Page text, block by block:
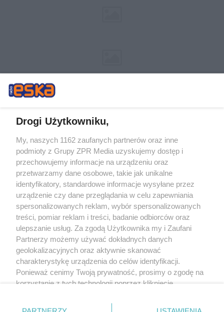
Żaden utwór zamieszczony w serwisie nie może być powielany i
rozpowszechniany lub dalej rozpowszechniany w jakikolwiek sposób (w
tym także elektroniczny lub mechaniczny) na jakimkolwiek polu
eksploatacji w jakiejkolwiek formie, włącznie z umieszczaniem w Internecie
bez pisemnej zgody właściciela praw. Jakiekolwiek użycie lub
wykorzystanie utworów w całości lub w części z naruszeniem prawa, tzn.
bez właściwej zgody, jest zabronione pod groźbą kary i może być ścigane
prawnie.
O nas
Drogi Użytkowniku,
My, naszych 1162 zaufanych partnerów oraz inne
podmioty z Grupy ZPR Media uzyskujemy dostęp i
przechowujemy informacje na urządzeniu oraz
przetwarzamy dane osobowe, takie jak unikalne
identyfikatory, standardowe informacje wysyłane przez
urządzenie czy dane przeglądania w celu zapewniania
spersonalizowanych reklam, wybór spersonalizowanych
treści, pomiar reklam i treści, badanie odbiorców oraz
ulepszanie usług. Za zgodą Użytkownika my i Zaufani
Partnerzy możemy używać dokładnych danych
geolokalizacyjnych oraz aktywnie skanować
charakterystykę urządzenia do celów identyfikacji.
Ponieważ cenimy Twoją prywatność, prosimy o zgodę na
korzystanie z tych technologii poprzez kliknięcie
zmienić/wycofać klikając przycisk ustawień prywatności